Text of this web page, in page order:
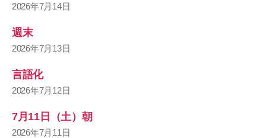
2026年7月14日
週末
2026年7月13日
言語化
2026年7月12日
7月11日（土）朝
2026年7月11日